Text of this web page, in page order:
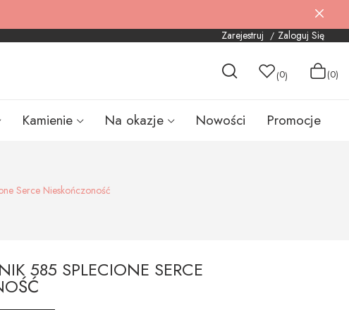
Zarejestruj Zaloguj Się
(0) (0)
Kamienie Na okazje Nowości Promocje
Serce Nieskończoność
585 SPLECIONE SERCE